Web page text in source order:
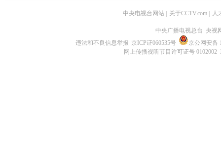
中央电视台网站 关于CCTV.com 人
中央广播电视总台 央视
违法和不良信息举报 京ICP证060535号
京公网安备
网上传播视听节目许可证号 0102002